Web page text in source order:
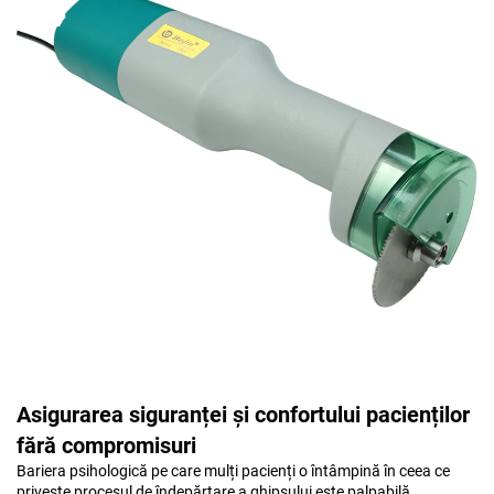
Asigurarea siguranței și confortului pacienților
fără compromisuri
Bariera psihologică pe care mulți pacienți o întâmpină în ceea ce